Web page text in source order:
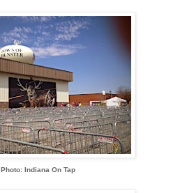
Photo: Indiana On Tap